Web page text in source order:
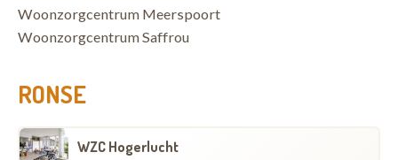
Woonzorgcentrum Meerspoort
Woonzorgcentrum Saffrou
RONSE
WZC Hogerlucht